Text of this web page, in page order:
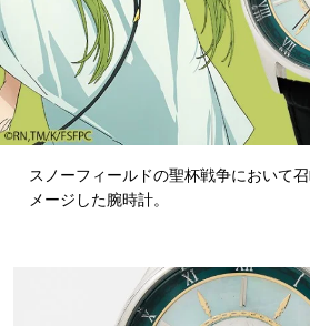
スノーフィールドの聖杯戦争において
メージした腕時計。